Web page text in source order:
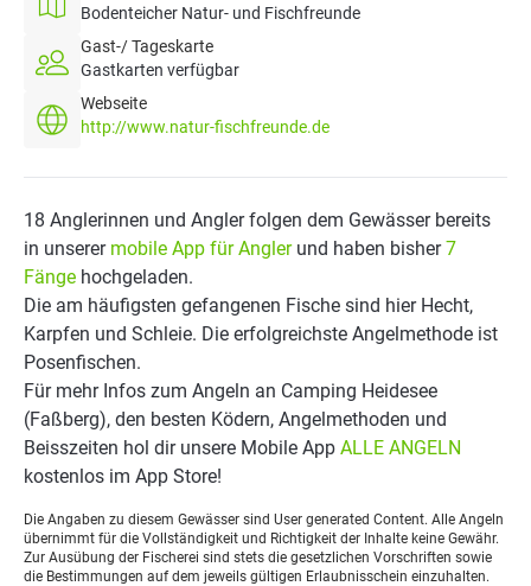
Bodenteicher Natur- und Fischfreunde
Gast-/ Tageskarte
Gastkarten verfügbar
Webseite
http://www.natur-fischfreunde.de
18 Anglerinnen und Angler folgen dem Gewässer bereits
in unserer mobile App für Anglerund haben bisher7
Fänge hochgeladen.
Die am häufigsten gefangenen Fische sind hier Hecht,
Karpfen und Schleie. Die erfolgreichste Angelmethode ist
Posenfischen.
Für mehr Infos zum Angeln an Camping Heidesee
(Faßberg), den besten Ködern, Angelmethoden und
Beisszeiten hol dir unsere Mobile App ALLE ANGELN
kostenlos im App Store!
Die Angaben zu diesem Gewässer sind User generated Content. Alle Angeln
übernimmt für die Vollständigkeit und Richtigkeit der Inhalte keine Gewähr.
Zur Ausübung der Fischerei sind stets die gesetzlichen Vorschriften sowie
die Bestimmungen auf dem jeweils gültigen Erlaubnisschein einzuhalten.